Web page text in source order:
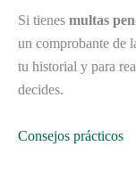
Si tienes multas
un comprobante de
tu historial y para
decides.
Consejos prácticos